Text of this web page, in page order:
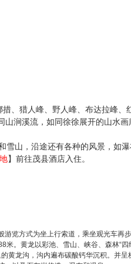
、猎人峰、野人峰、布达拉峰、
涧溪流，如同徐徐展开的山水画
雪山，沿途还有各种的风景，如
】前往茂县酒店入住。
游览方式为坐上行索道，乘坐观光车再
。黄龙以彩池、雪山、峡谷、森林“四
黄龙沟，沟内遍布碳酸钙华沉积。并呈